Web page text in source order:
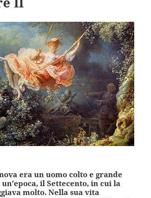
era un uomo colto e grande
il Settecento, in cui la
molto. Nella sua vita